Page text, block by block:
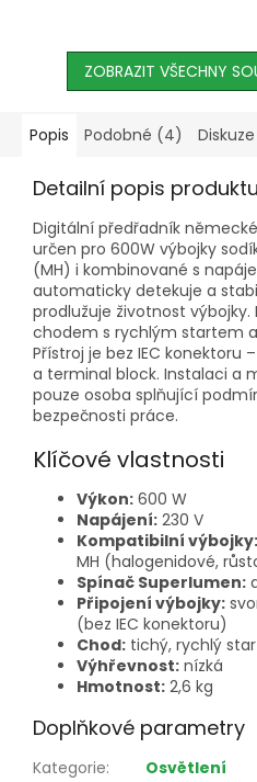
33 000 lumenů,
kompatibilní s...ZOBRAZIT VŠECHNY
Popis Podobné (4) Diskuze
Detailní popis produktu
Digitální předřadník
určen pro 600W výbojky
(MH) i kombinované s
automaticky detekuje a
prodlužuje životnost
chodem s rychlým startem
Přístroj je bez IEC konektoru
a terminal block. Instalaci a
pouze osoba splňující
bezpečnosti práce.
Klíčové vlastnosti
Výkon: 600 W
Napájení: 230 V
Kompatibilní výbojky:
MH (halogenidové,
Spínač Superlumen:
Připojení výbojky:
(bez IEC konektoru)
Chod: tichý, rychlý
Výhřevnost: nízká
Hmotnost: 2,6 kg
Doplňkové parametry
Kategorie:
Osvětlení